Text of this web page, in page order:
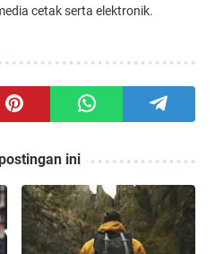
cetak serta elektronik.
ini